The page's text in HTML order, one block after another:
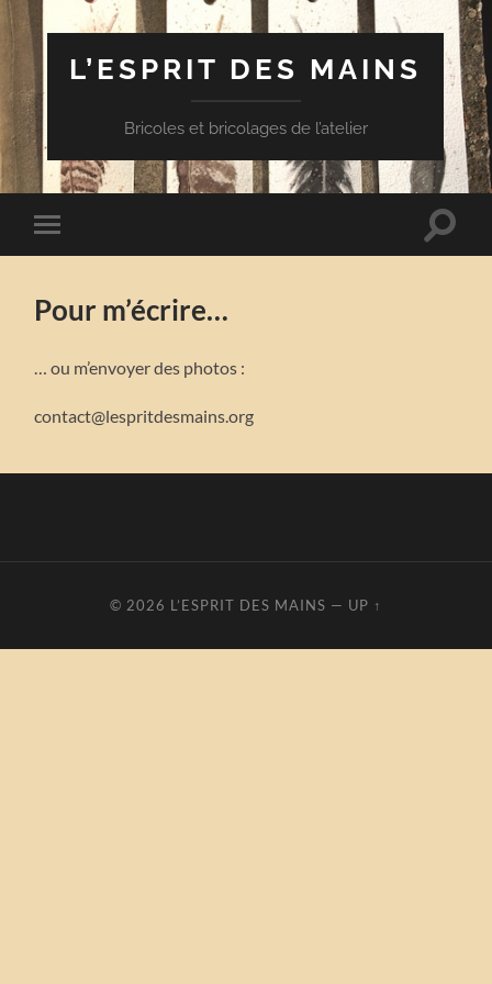
L’ESPRIT DES MAINS
Bricoles et bricolages de l’atelier
Toggle
mobile
Toggle
Pour m’écrire…
… ou m’envoyer des photos :
contact@lespritdesmains.org
© 2026 L’ESPRIT DES MAINS — UP ↑